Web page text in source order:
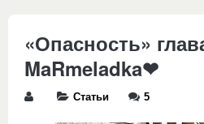
«Опасность»
MaRmeladka❤
Статьи 5